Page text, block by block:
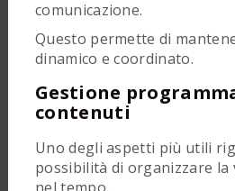
comunicazione.
Questo permette di
dinamico e coordinato.
Gestione
contenuti
Uno degli aspetti più utili
possibilità di organizzare la